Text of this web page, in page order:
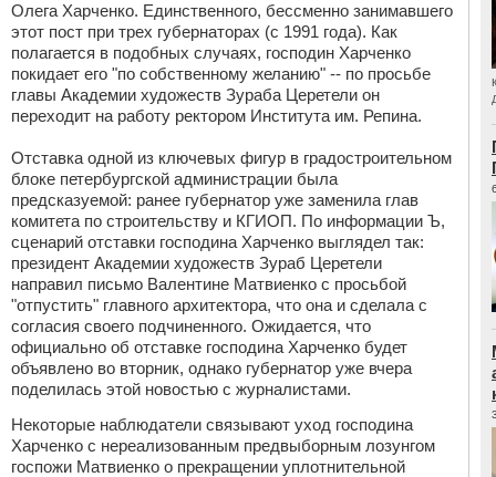
Олега Харченко. Единственного, бессменно занимавшего
этот пост при трех губернаторах (с 1991 года). Как
полагается в подобных случаях, господин Харченко
покидает его "по собственному желанию" -- по просьбе
главы Академии художеств Зураба Церетели он
переходит на работу ректором Института им. Репина.
Отставка одной из ключевых фигур в градостроительном
блоке петербургской администрации была
предсказуемой: ранее губернатор уже заменила глав
комитета по строительству и КГИОП. По информации Ъ,
сценарий отставки господина Харченко выглядел так:
президент Академии художеств Зураб Церетели
направил письмо Валентине Матвиенко с просьбой
"отпустить" главного архитектора, что она и сделала с
согласия своего подчиненного. Ожидается, что
официально об отставке господина Харченко будет
объявлено во вторник, однако губернатор уже вчера
поделилась этой новостью с журналистами.
Некоторые наблюдатели связывают уход господина
Харченко с нереализованным предвыборным лозунгом
госпожи Матвиенко о прекращении уплотнительной